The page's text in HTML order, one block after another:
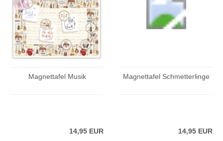
Magnettafel Musik
14,95 EUR
Magnettafel Schmetterlinge
14,95 EUR